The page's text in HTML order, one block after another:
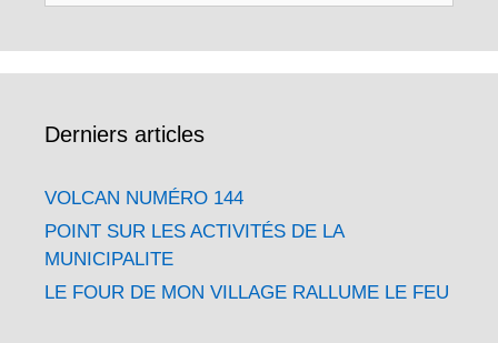
Derniers articles
VOLCAN NUMÉRO 144
POINT SUR LES ACTIVITÉS DE LA
MUNICIPALITE
LE FOUR DE MON VILLAGE RALLUME LE FEU